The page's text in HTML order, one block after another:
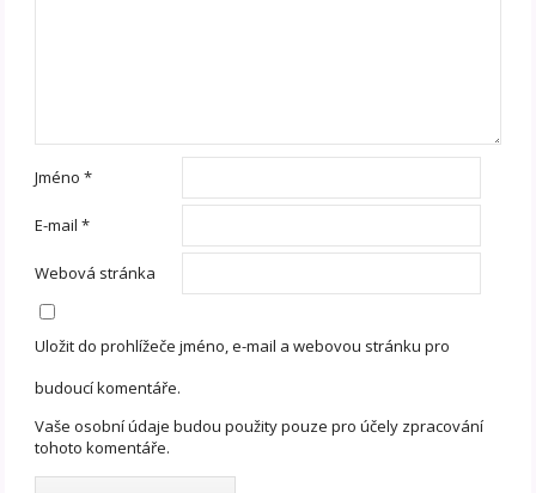
Jméno*
E-mail*
Webová stránka
Uložit do prohlížeče jméno, e-mail a webovou stránku pro
budoucí komentáře.
Vaše osobní údaje budou použity pouze pro účely zpracování
tohoto komentáře.